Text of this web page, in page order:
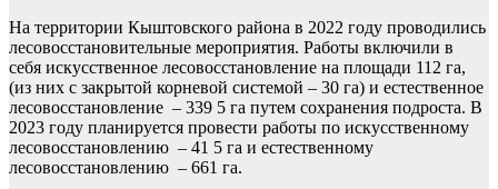
На территории Кыштовского района в 2022 году проводились
лесовосстановительные мероприятия. Работы включили в
себя искусственное лесовосстановление на площади 112 га,
(из них с закрытой корневой системой – 30 га) и естественное
лесовосстановление – 339 5 га путем сохранения подроста. В
2023 году планируется провести работы по искусственному
лесовосстановлению – 41 5 га и естественному
лесовосстановлению – 661 га.